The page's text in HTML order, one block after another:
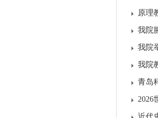
原理
我院
我院
我院
青岛
2026
近代